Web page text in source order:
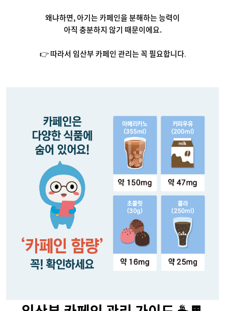
왜냐하면, 아기는 카페인을 분해하는 능력이
아직 충분하지 않기 때문이에요.
👉 따라서 임산부 카페인 관리는 꼭 필요합니다.